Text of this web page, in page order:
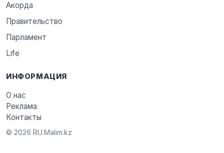
Акорда
Правительство
Парламент
Life
ИНФОРМАЦИЯ
О нас
Реклама
Контакты
© 2026 RU.Malim.kz